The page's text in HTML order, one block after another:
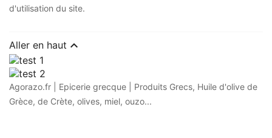
d'utilisation du site.
Aller en haut 
Agorazo.fr | Epicerie grecque | Produits Grecs, Huile d'olive de
Grèce, de Crète, olives, miel, ouzo...